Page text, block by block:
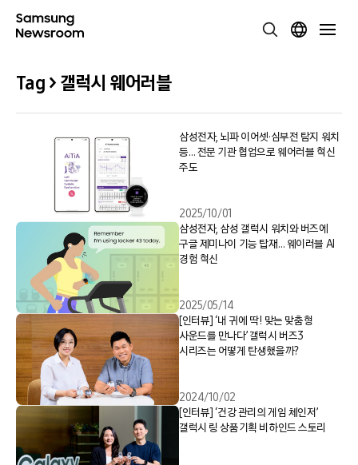
Tag > 갤럭시 웨어러블
삼성전자, 뇌파 이어셋·심부전 탐지 워치
등… 전문 기관 협업으로 웨어러블 혁신
주도
2025/10/01
삼성전자, 삼성 갤럭시 워치와 버즈에
구글 제미나이 기능 탑재… 웨이러블 AI
경험 혁신
2025/05/14
[인터뷰] ‘내 귀에 딱! 맞는 맞춤형
사운드를 만나다’ 갤럭시 버즈3
시리즈는 어떻게 탄생했을까?
2024/10/02
[인터뷰] ‘건강 관리의 게임 체인저’
갤럭시 링 상품기획 비하인드 스토리